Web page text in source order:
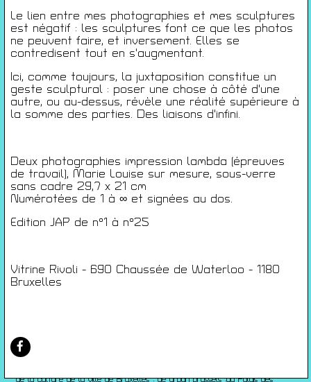
Le lien entre mes photographies et mes sculptures
est négatif : les sculptures font ce que les photos
ne peuvent faire, et inversement. Elles se
contredisent tout en s'augmentant.
Ici, comme toujours, la juxtaposition constitue un
geste sculptural : poser une chose à côté d'une
autre, ou au-dessus, révèle une réalité supérieure à
la somme des parties. Des liaisons d'infini.
Deux photographies impression lambda (épreuves
de travail), Marie Louise sur mesure, sous-verre
sans cadre 29,7 x 21 cm
Numérotées de 1 à ∞ et signées au dos.
Edition JAP de n°1 à n°25
Vitrine Rivoli - 690 Chaussée de Waterloo - 1180
Bruxelles
S'inscrire à la Newsletter
Mentions légales
Politique de confidentialité
Conditions générales de ventes
Gérer les cookies
Conférences
Architecture + Film
Expositions
Artists Print
Voyages
JEUNESSE & ARTS PLASTIQUES
Avec l’aide de la Fédération Wallonie-Bruxelles :
de la culture de la ville de Bruxelles ; de urban brussels ;du Palais des